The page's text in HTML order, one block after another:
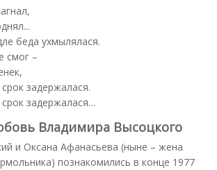
беда ухмылялася.
смог –
задержалася.
задержалася…
Владимира Высоцкого
и Оксана Афанасьева (ныне – жена
познакомились в конце 1977